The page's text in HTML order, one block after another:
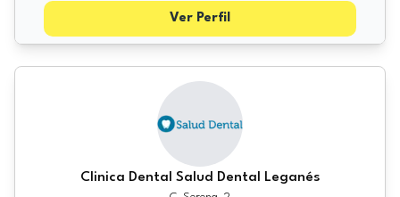
Ver Perfil
Clinica Dental Salud Dental Leganés